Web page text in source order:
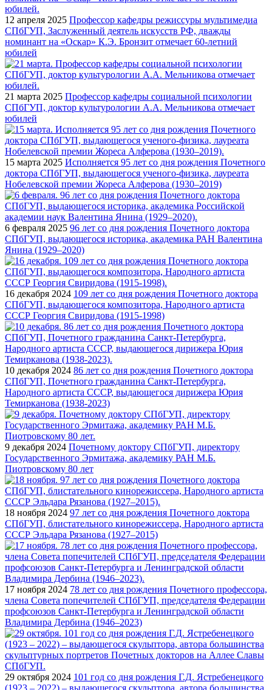
12 апреля 2025 Профессор кафедры режиссуры мультимедиа
СПбГУП, Заслуженный деятель искусств РФ, дважды
номинант на «Оскар» К.Э. Бронзит отмечает 60-летний
юбилей
21 марта 2025 Профессор кафедры социальной психологии
СПбГУП, доктор культурологии А.А. Мельникова отмечает
юбилей
15 марта 2025 Исполняется 95 лет со дня рождения Почетного
доктора СПбГУП, выдающегося ученого-физика, лауреата
Нобелевской премии Жореса Алферова (1930–2019)
6 февраля 2025 96 лет со дня рождения Почетного доктора
СПбГУП, выдающегося историка, академика РАН Валентина
Янина (1929–2020)
16 декабря 2024 109 лет со дня рождения Почетного доктора
СПбГУП, выдающегося композитора, Народного артиста
СССР Георгия Свиридова (1915‑1998)
10 декабря 2024 86 лет со дня рождения Почетного доктора
СПбГУП, Почетного гражданина Санкт-Петербурга,
Народного артиста СССР, выдающегося дирижера Юрия
Темирканова (1938-2023)
9 декабря 2024 Почетному доктору СПбГУП, директору
Государственного Эрмитажа, академику РАН М.Б.
Пиотровскому 80 лет
18 ноября 2024 97 лет со дня рождения Почетного доктора
СПбГУП, блистательного кинорежиссера, Народного артиста
СССР Эльдара Рязанова (1927–2015)
17 ноября 2024 78 лет со дня рождения Почетного профессора,
члена Совета попечителей СПбГУП, председателя Федерации
профсоюзов Санкт-Петербурга и Ленинградской области
Владимира Дербина (1946–2023)
29 октября 2024 101 год со дня рождения Г.Д. Ястребенецкого